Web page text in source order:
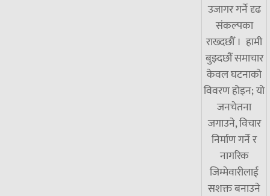
उजागर गर्ने दृढ
संकल्पका
राख्दछौँ । हामी
बुझ्दछौं समाचार
केवल घटनाको
विवरण होइन; यो
जनचेतना
जगाउने, विचार
निर्माण गर्ने र
नागरिक
जिम्मेवारीलाई
सशक्त बनाउने